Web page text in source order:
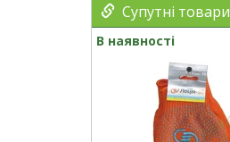
Супутні товари
В наявності